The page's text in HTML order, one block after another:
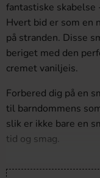
fantastiske
Hvert bid er som en
på stranden. Disse
beriget med den
cremet vaniljeis.
Forbered dig på en
til barndommens
slik er ikke bare en
tid og smag.